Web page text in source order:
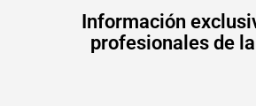
Información
profesionales de